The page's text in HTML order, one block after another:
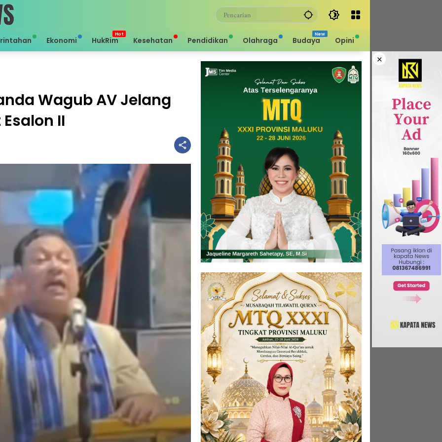
Ekonomi HukRim Kesehatan Pendidikan Olahraga Budaya Opini
×
Wagub AV Jelang
II